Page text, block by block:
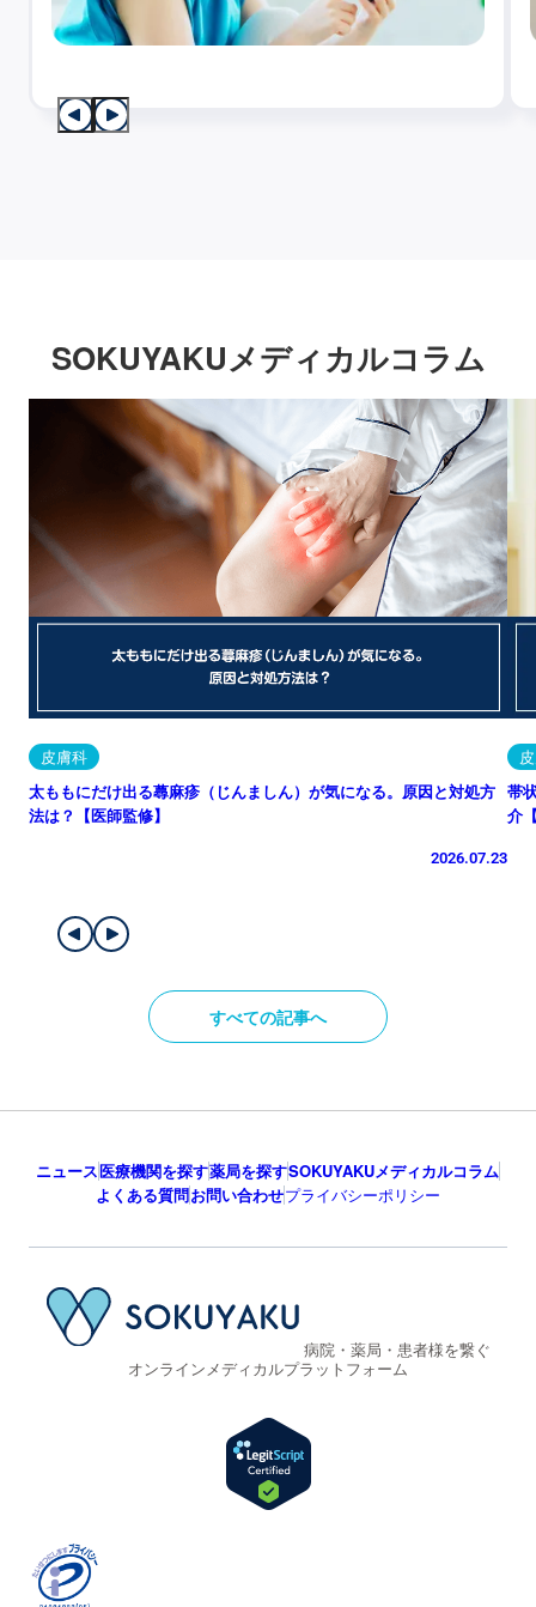
SOKUYAKUメディカルコラム
皮膚科
太ももにだけ出る蕁麻疹（じんましん）が気になる。原因と対処方
法は？【医師監修】
2026.07.23
帯
介
すべての記事へ
ニュース医療機関を探す薬局を探すSOKUYAKUメディカルコラム
よくある質問お問い合わせプライバシーポリシー
病院・薬局・患者様を繋ぐ
オンラインメディカルプラットフォーム